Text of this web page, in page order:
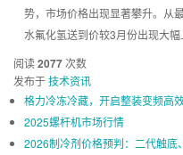
势，市场价格出现显著攀升。从
水氟化氢送到价较3月份出现大
阅读2077次数
发布于技术资讯
格力冷冻冷藏，开启整装变频高效
2025螺杆机市场行情
2026制冷剂价格预判：二代触底